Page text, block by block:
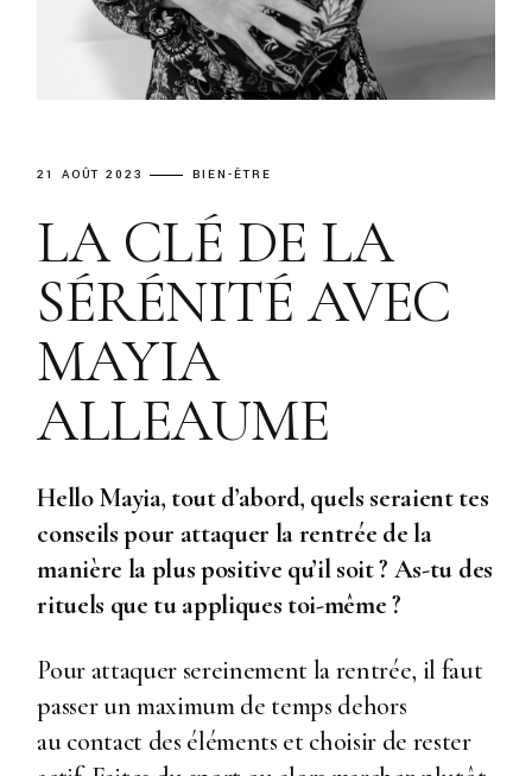
21 AOÛT 2023 BIEN-ÊTRE
LA CLÉ DE LA
SÉRÉNITÉ AVEC
MAYIA
ALLEAUME
Hello Mayia, tout d’abord, quels seraient tes
conseils pour attaquer la rentrée de la
manière la plus positive qu’il soit ? As-tu des
rituels que tu appliques toi-même ?
Pour attaquer sereinement la rentrée, il faut
passer un maximum de temps dehors
au contact des éléments et choisir de rester